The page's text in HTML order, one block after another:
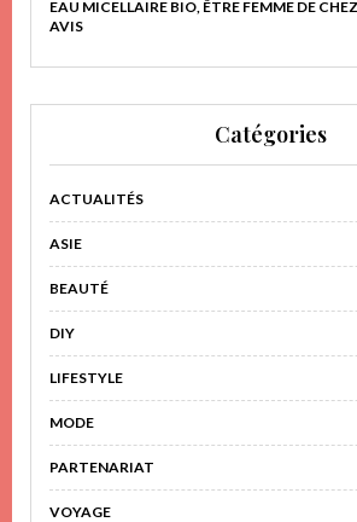
EAU MICELLAIRE BIO, ÊTRE FEMME DE
AVIS
Catégories
ACTUALITÉS
ASIE
BEAUTÉ
DIY
LIFESTYLE
MODE
PARTENARIAT
VOYAGE